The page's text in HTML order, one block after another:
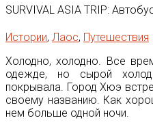
SURVIVAL ASIA TRIP:
Истории, Лаос, Путешествия
Холодно, холодно. Все
одежде, но сырой
покрывала. Город Хюэ
своему названию. Как
нем больше одной ночи.